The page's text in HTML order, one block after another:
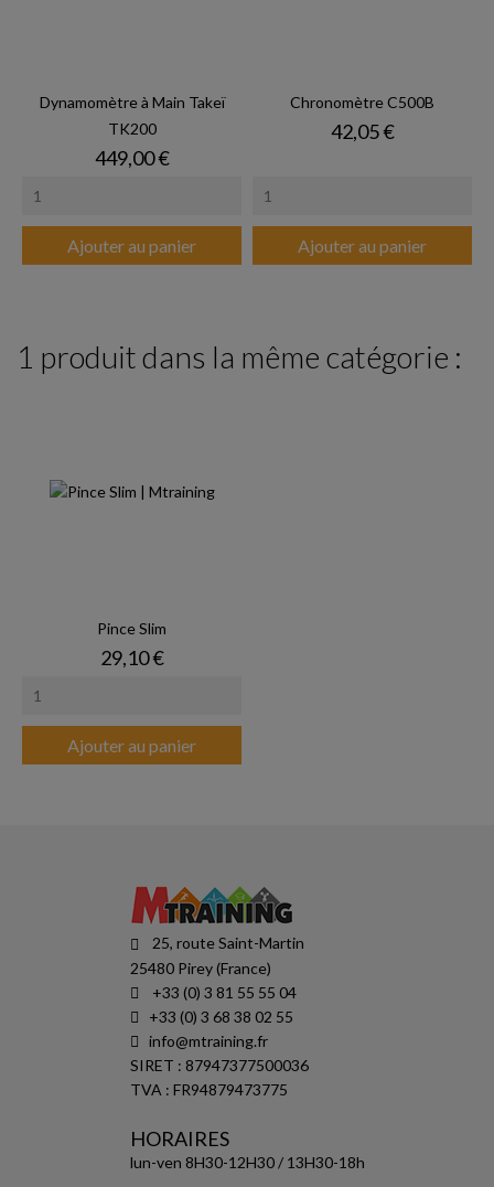
Dynamomètre à Main Takeï
TK200
Prix
449,00 €
Ajouter au panier
Chronomètre C500B
Prix
42,05 €
Ajouter au panier
1 produit dans la même catégorie :
Pince Slim
Prix
29,10 €
Ajouter au panier
25, route Saint-Martin
25480 Pirey (France)
+33 (0) 3 81 55 55 04
+33 (0) 3 68 38 02 55
info@mtraining.fr
SIRET : 87947377500036
TVA : FR94879473775
HORAIRES
lun-ven 8H30-12H30 / 13H30-18h